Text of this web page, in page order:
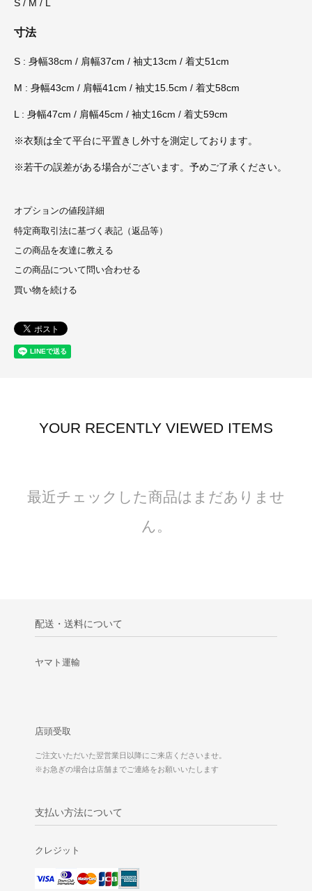
S / M / L
寸法
S : 身幅38cm / 肩幅37cm / 袖丈13cm / 着丈51cm
M : 身幅43cm / 肩幅41cm / 袖丈15.5cm / 着丈58cm
L : 身幅47cm / 肩幅45cm / 袖丈16cm / 着丈59cm
※衣類は全て平台に平置きし外寸を測定しております。
※若干の誤差がある場合がございます。予めご了承ください。
オプションの値段詳細
特定商取引法に基づく表記（返品等）
この商品を友達に教える
この商品について問い合わせる
買い物を続ける
YOUR RECENTLY VIEWED ITEMS
最近チェックした商品はまだありませ
ん。
配送・送料について
ヤマト運輸
店頭受取
ご注文いただいた翌営業日以降にご来店くださいませ。
※お急ぎの場合は店舗までご連絡をお願いいたします
支払い方法について
クレジット